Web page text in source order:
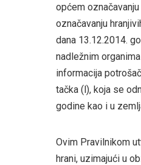
općem
označavanju
dana 13.12.2014.
nadležnim
informacija
tačka (l), koja se
godine kao i u
Ovim Pravilnikom
hrani, uzimajući u